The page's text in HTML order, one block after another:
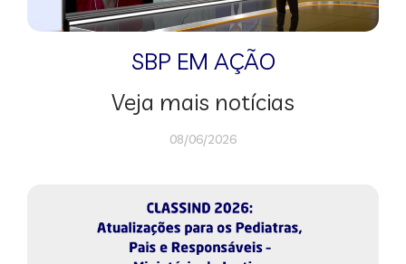
SBP EM AÇÃO
Veja mais notícias
08/06/2026